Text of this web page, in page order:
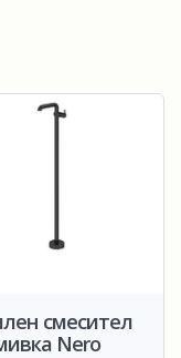
смесител
Nero